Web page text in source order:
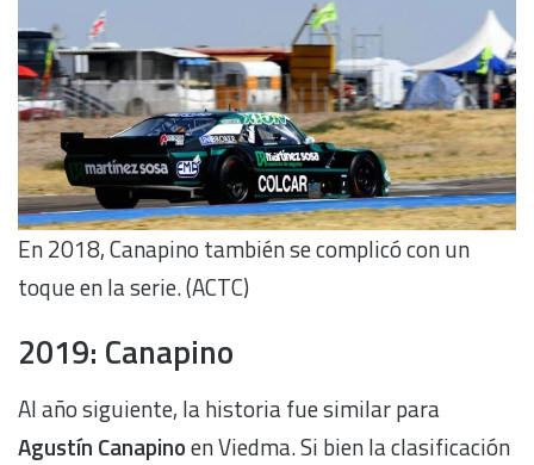
En 2018, Canapino también se complicó con un
toque en la serie. (ACTC)
2019: Canapino
Al año siguiente, la historia fue similar para
Agustín Canapinoen Viedma. Si bien la clasificación